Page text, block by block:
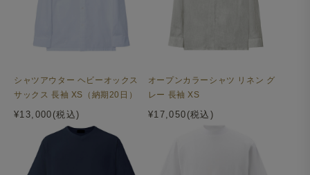
シャツアウター ヘビーオックス
サックス 長袖 XS（納期20日）
¥13,000(税込)
オープンカラーシャツ リネン グ
レー 長袖 XS
¥17,050(税込)